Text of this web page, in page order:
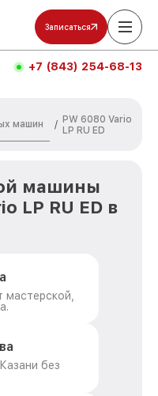
Записаться
+7 (843) 254-68-13
машин
/ PW 6080 Vario
LP RU ED
машины
LP RU ED в
без